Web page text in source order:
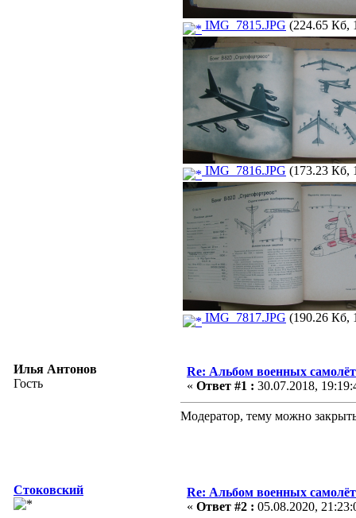
IMG_7815.JPG (224.65 Кб,
IMG_7816.JPG (173.23 Кб,
IMG_7817.JPG (190.26 Кб,
Илья Антонов
Гость
Re: Альбом военных
« Ответ #1 : 30.07.2018,
Модератор, тему можно
Стоковский
Re: Альбом военных
« Ответ #2 : 05.08.2020,